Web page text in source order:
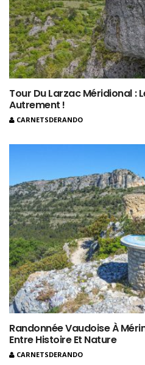
Tour Du Larzac Méridional :
Autrement !
CARNETSDERANDO
Randonnée Vaudoise À
Entre Histoire Et Nature
CARNETSDERANDO